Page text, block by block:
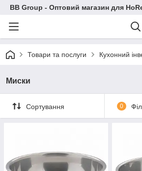
BB Group - Оптовий магазин для
Товари та послуги Кухонний
Миски
Сортування 0